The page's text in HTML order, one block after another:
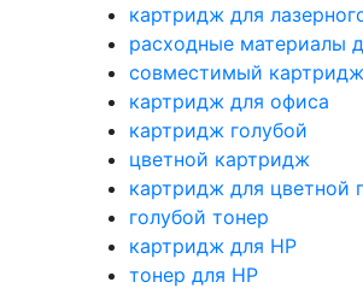
картридж для
расходные материалы
совместимый картридж
картридж для офиса
картридж голубой
цветной картридж
картридж для цветной
голубой тонер
картридж для HP
тонер для HP